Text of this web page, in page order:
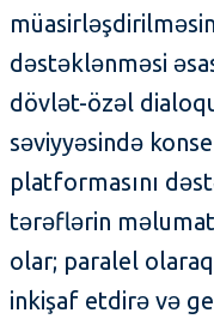
dəstəklənməsi
dövlət-özəl
səviyyəsində
platformasını
tərəflərin
olar; paralel
inkişaf etdirə və